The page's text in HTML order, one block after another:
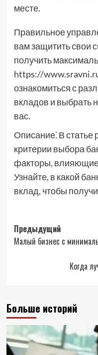
месте.
Правильное
вам защитить свои
получить
https://
ознакомиться с
вкладов и выбрать
вас.
Описание⁚ В
критерии выбора
факторы, влияющие
Узнайте, в какой
вклад, чтобы
Навигация
записи
Предыдущий
Малый бизнес с
Когда
Больше историй